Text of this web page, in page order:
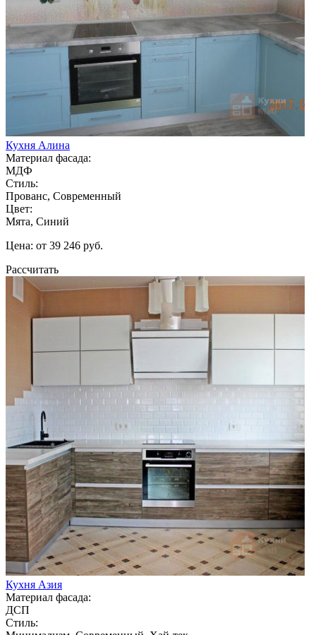
Кухня Алина
Материал фасада:
МДФ
Стиль:
Прованс, Современный
Цвет:
Мята, Синий
Цена: от 39 246 руб.
Рассчитать
Кухня Азия
Материал фасада:
ДСП
Стиль: